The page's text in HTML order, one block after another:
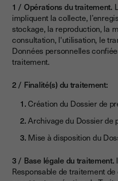
Opérations du traitement.
impliquent la collecte,
stockage, la reproduction, la
consultation, l'utilisation, le
Données personnelles
traitement.
Finalité(s) du traitement:
Création du Dossier de
Archivage du Dossier de
Mise à disposition du
Base légale du traitement.
Responsable de traitement